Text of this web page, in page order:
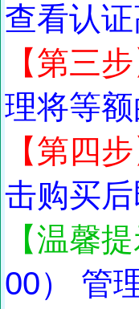
查看认
【第三步
理将等
【第四步
击购买
【温馨提
00） 管